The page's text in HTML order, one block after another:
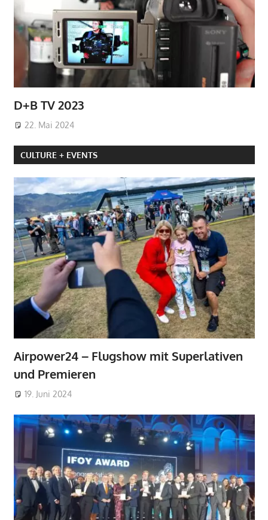
D+B TV 2023
22. Mai 2024
CULTURE + EVENTS
Airpower24 – Flugshow mit Superlativen
und Premieren
19. Juni 2024